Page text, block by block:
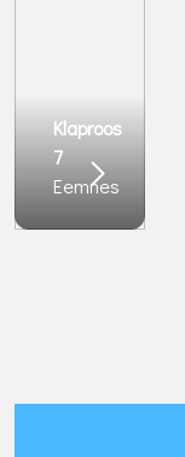
Klaproos
7
Eemnes